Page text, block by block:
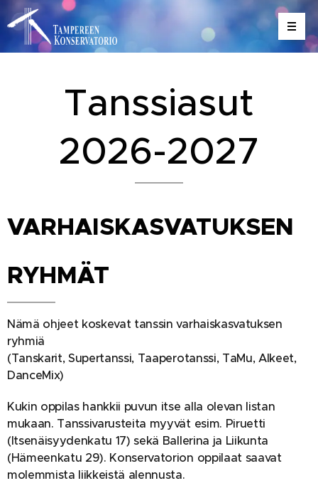
Tanssiasut
2026-2027
VARHAISKASVATUKSEN
RYHMÄT
Nämä ohjeet koskevat tanssin varhaiskasvatuksen
ryhmiä
(Tanskarit, Supertanssi, Taaperotanssi, TaMu, Alkeet,
DanceMix)
Kukin oppilas hankkii puvun itse alla olevan listan
mukaan. Tanssivarusteita myyvät esim. Piruetti
(Itsenäisyydenkatu 17) sekä Ballerina ja Liikunta
(Hämeenkatu 29). Konservatorion oppilaat saavat
molemmista liikkeistä alennusta.